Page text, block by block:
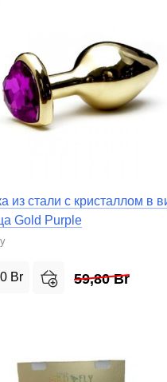
из стали с кристаллом в
Gold Purple
Br 59,80Br